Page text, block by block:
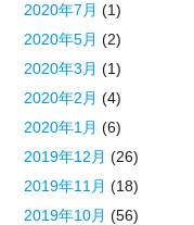
2020年7月 (1)
2020年5月 (2)
2020年3月 (1)
2020年2月 (4)
2020年1月 (6)
2019年12月 (26)
2019年11月 (18)
2019年10月 (56)